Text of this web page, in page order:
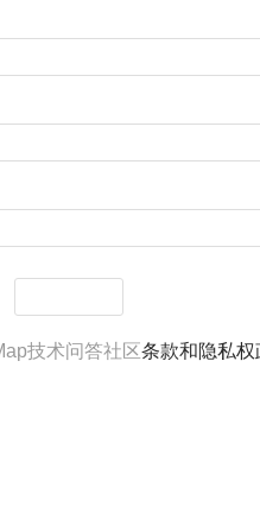
技术问答社区条款和隐私权